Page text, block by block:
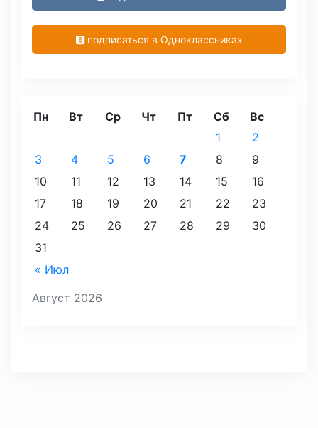
подписаться в Одноклассниках
Август 2026
Пн Вт Ср Чт Пт Сб Вс
« Июл
1
2
3
4 5 6 7 8
9
10
11 12 13 14 15
16
17
18 19 20 21 22
23
24
25 26 27 28 29
30
31